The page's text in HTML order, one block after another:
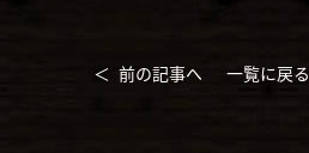
＜ 前の記事へ 一覧に戻る